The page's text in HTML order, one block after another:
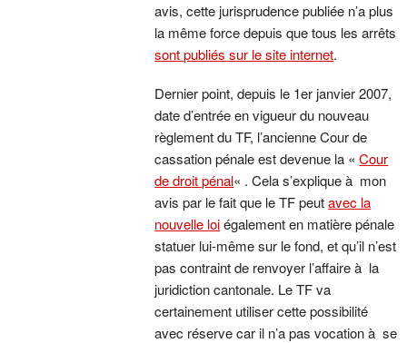
avis, cette jurisprudence publiée n’a plus
la même force depuis que tous les arrêts
sont publiés sur le site internet.
Dernier point, depuis le 1er janvier 2007,
date d’entrée en vigueur du nouveau
règlement du TF, l’ancienne Cour de
cassation pénale est devenue la «Cour
de droit pénal« . Cela s’explique à mon
avis par le fait que le TF peutavec la
nouvelle loiégalement en matière pénale
statuer lui-même sur le fond, et qu’il n’est
pas contraint de renvoyer l’affaire à la
juridiction cantonale. Le TF va
certainement utiliser cette possibilité
avec réserve car il n’a pas vocation à se